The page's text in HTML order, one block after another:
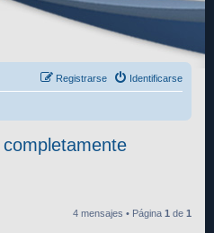
Identificarse
Registrarse
completamente
4 mensajes • Página 1 de 1